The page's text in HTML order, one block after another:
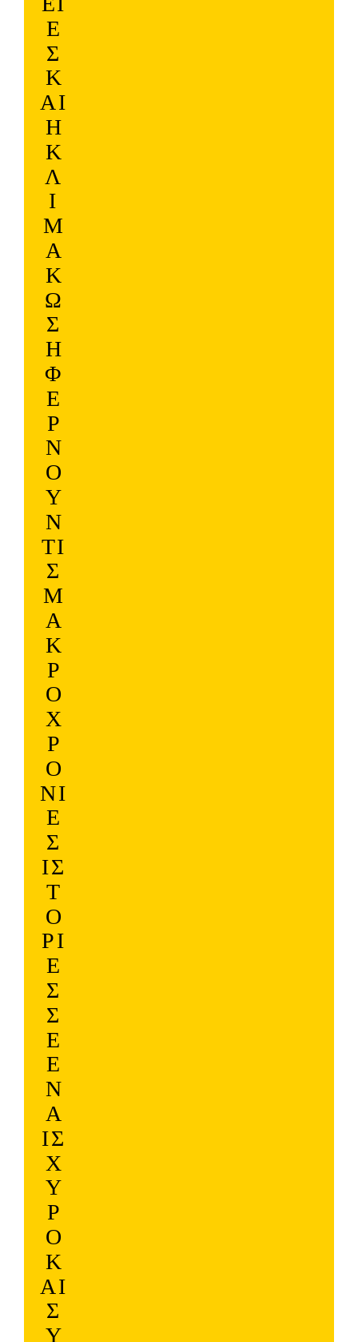
Ε
Σ
Κ
ΑΙ
Η
Κ
Λ
Ι
Μ
Ά
Κ
Ω
Σ
Η
Φ
Έ
Ρ
Ν
Ο
Υ
Ν
ΤΙ
Σ
Μ
Α
Κ
Ρ
Ο
Χ
Ρ
Ό
ΝΙ
Ε
Σ
ΙΣ
Τ
Ο
ΡΊ
Ε
Σ
Σ
Ε
Έ
Ν
Α
ΙΣ
Χ
Υ
Ρ
Ό
Κ
ΑΙ
Σ
Υ